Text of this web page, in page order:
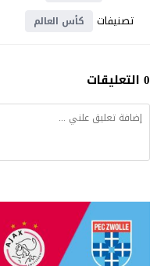
تصنيفات كأس العالم
0 التعليقات